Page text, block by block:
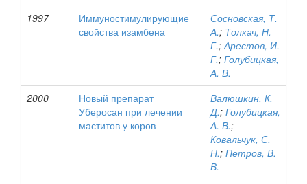
1997
Иммуностимулирующие
свойства изамбена
Сосновская, Т.
А.; Толкач, Н.
Г.;Арестов, И.
Г.; Голубицкая,
А. В.
2000
Новый препарат
Уберосан при лечении
маститов у коров
Валюшкин, К.
Д.; Голубицкая,
А. В.;
Ковальчук, С.
Н.; Петров, В.
В.